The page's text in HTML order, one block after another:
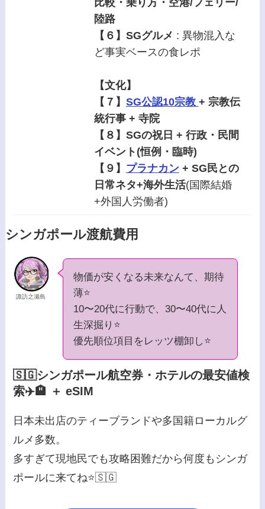
陸路
【６】SGグルメ : 異物混入な
ど事実ベースの食レポ
【文化】
【７】 SG公認10宗教 + 宗教伝
統行事 + 寺院
【８】SGの祝日 + 行政・民間
イベント(恒例・臨時)
【９】 プラナカン+ SG民との
日常ネタ+海外生活(国際結婚
+外国人労働者)
シンガポール渡航費用
諏訪之瀬島
物価が安くなる未来なんて、期待
薄⭐️
10〜20代に行動で、30〜40代に人
生深掘り⭐️
優先順位項目をレッツ棚卸し⭐️
🇸🇬シンガポール航空券・ホテルの最安値検
索✈️🏨 ＋ eSIM
日本未出店のティーブランドや多国籍ローカルグ
ルメ多数。
多すぎて現地民でも攻略困難だから何度もシンガ
ポールに来てね⭐️🇸🇬